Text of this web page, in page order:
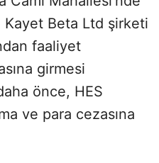
Kayet Beta Ltd şirketi
faaliyet
girmesi
önce, HES
ve para cezasına